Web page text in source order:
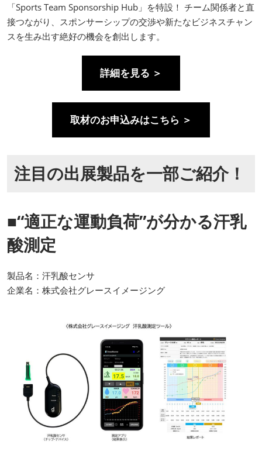
「Sports Team Sponsorship Hub」を特設！ チーム関係者と直
接つながり、スポンサーシップの交渉や新たなビジネスチャン
スを生み出す絶好の機会を創出します。
詳細を見る ＞
取材のお申込みはこちら ＞
注目の出展製品を一部ご紹介！
■“適正な運動負荷”が分かる汗乳
酸測定
製品名：汗乳酸センサ
企業名：株式会社グレースイメージング